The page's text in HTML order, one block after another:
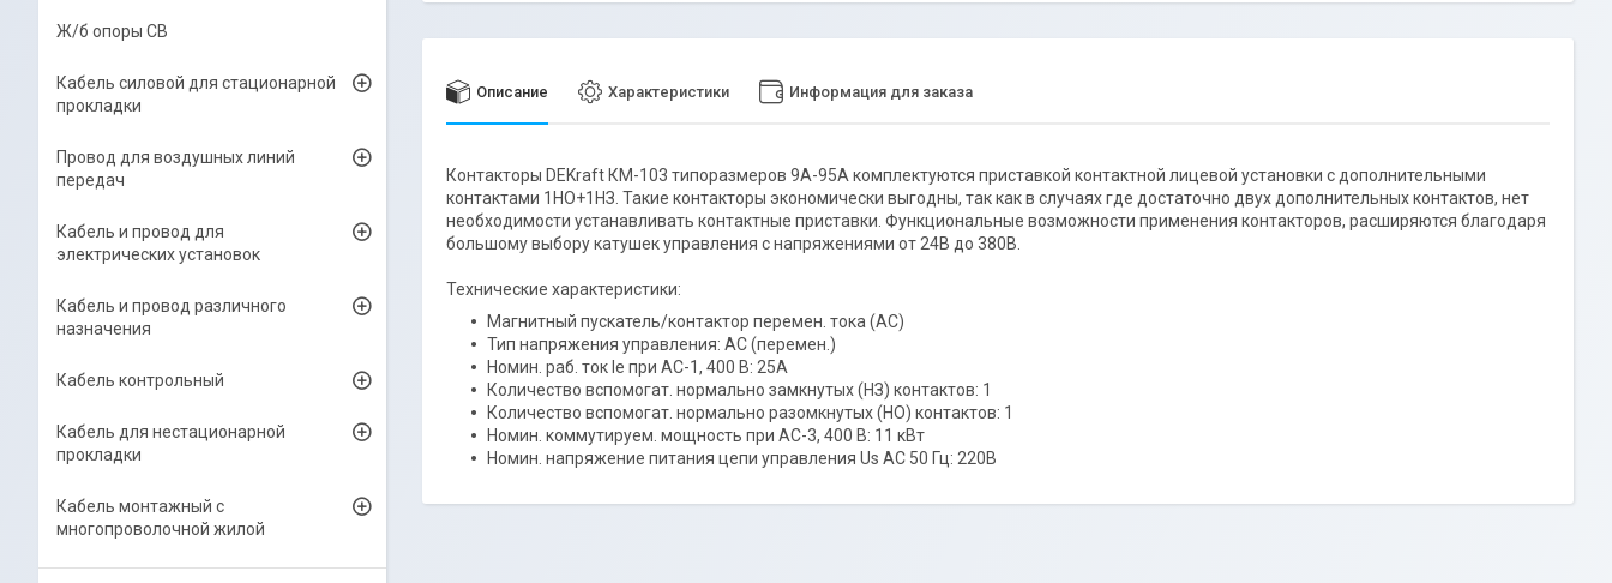
Описание Характеристики Информация для заказа
Контакторы DEKraft КМ-103 типоразмеров 9А-95А комплектуются приставкой контактной лицевой установки с дополнительными
контактами 1НО+1НЗ. Такие контакторы экономически выгодны, так как в случаях где достаточно двух дополнительных контактов, нет
необходимости устанавливать контактные приставки. Функциональные возможности применения контакторов, расширяются благодаря
большому выбору катушек управления с напряжениями от 24В до 380В.
Технические характеристики:
Магнитный пускатель/контактор перемен. тока (AC)
Тип напряжения управления: AC (перемен.)
Номин. раб. ток Ie при AC-1, 400 В: 25А
Количество вспомогат. нормально замкнутых (НЗ) контактов: 1
Количество вспомогат. нормально разомкнутых (НО) контактов: 1
Номин. коммутируем. мощность при AC-3, 400 В: 11 кВт
Номин. напряжение питания цепи управления Us AC 50 Гц: 220В
Ж/б опоры СВ
Кабель силовой для стационарной
прокладки
Провод для воздушных линий
передач
Кабель и провод для
электрических установок
Кабель и провод различного
назначения
Кабель контрольный
Кабель для нестационарной
прокладки
Кабель монтажный с
многопроволочной жилой